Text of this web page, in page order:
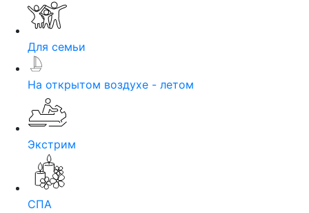
Для семьи
На открытом воздухе - летом
Экстрим
СПА